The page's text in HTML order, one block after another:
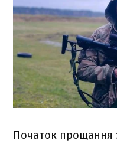
Початок прощання